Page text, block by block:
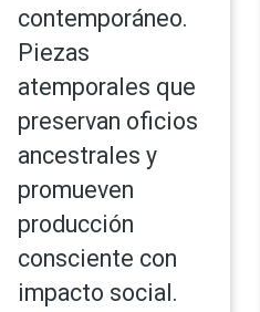
contemporáneo.
Piezas
atemporales que
preservan oficios
ancestrales y
promueven
producción
consciente con
impacto social.